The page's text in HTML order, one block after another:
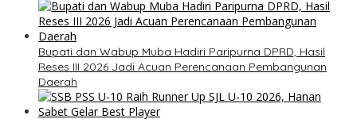
Bupati dan Wabup Muba Hadiri Paripurna DPRD, Hasil
Reses III 2026 Jadi Acuan Perencanaan Pembangunan
Daerah